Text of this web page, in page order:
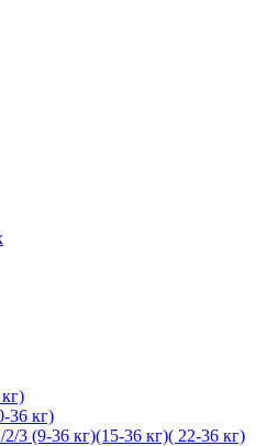
36 кг)
3 (9-36 кг)(15-36 кг)( 22-36 кг)